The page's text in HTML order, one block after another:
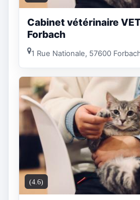
Cabinet vétérinaire
Forbach
1 Rue Nationale, 57600
(4.6)